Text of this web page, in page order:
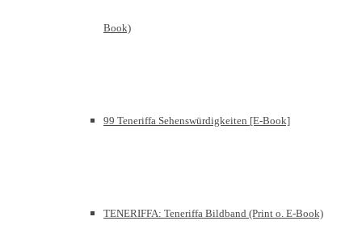
Book)
99 Teneriffa Sehenswürdigkeiten [E-Book]
TENERIFFA: Teneriffa Bildband (Print o. E-Book)